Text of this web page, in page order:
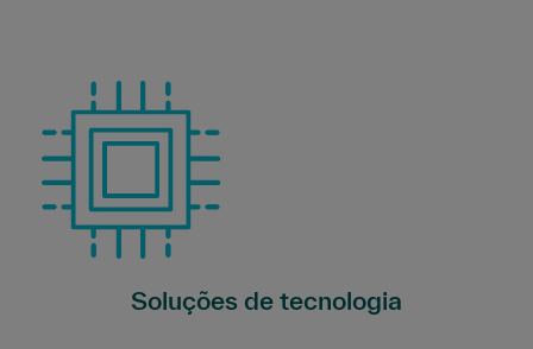
Soluções de tecnologia